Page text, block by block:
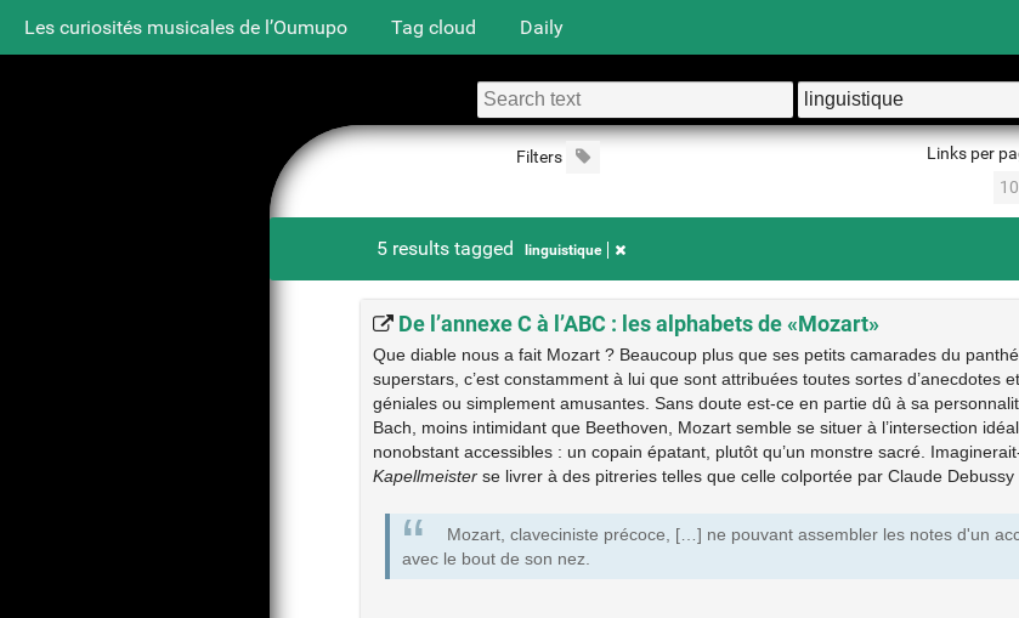
Les curiosités musicales de l’Oumupo Tag cloud Daily
Filters Links per
5 results tagged linguistique
De l’annexe C à l’ABC : les alphabets de «Mozart»
Que diable nous a fait Mozart ? Beaucoup plus que ses petits camarades du
superstars, c’est constamment à lui que sont attribuées toutes sortes d’anecdotes
géniales ou simplement amusantes. Sans doute est-ce en partie dû à sa
Bach, moins intimidant que Beethoven, Mozart semble se situer à l’intersection
nonobstant accessibles : un copain épatant, plutôt qu’un monstre sacré.
Kapellmeisterse livrer à des pitreries telles que celle colportée par Claude Debussy
Mozart, claveciniste précoce, […] ne pouvant assembler les notes d'un
avec le bout de son nez.